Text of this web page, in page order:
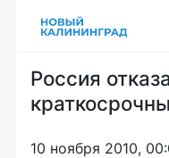
Россия
10 ноября 2010,